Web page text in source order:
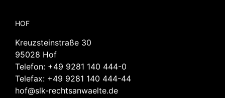
HOF
Kreuzsteinstraße 30
95028 Hof
Telefon: +49 9281 140 444-0
Telefax: +49 9281 140 444-44
hof@slk-rechtsanwaelte.de